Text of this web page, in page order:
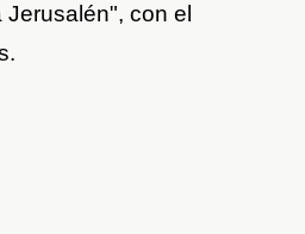
con el